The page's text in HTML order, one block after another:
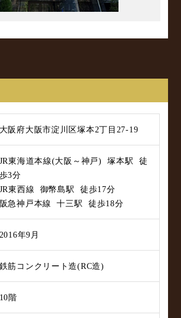
大阪府大阪市淀川区塚本2丁目27-19
JR東海道本線(大阪～神戸) 塚本駅 徒
歩3分
JR東西線 御幣島駅 徒歩17分
阪急神戸本線 十三駅 徒歩18分
2016年9月
鉄筋コンクリート造(RC造)
10階